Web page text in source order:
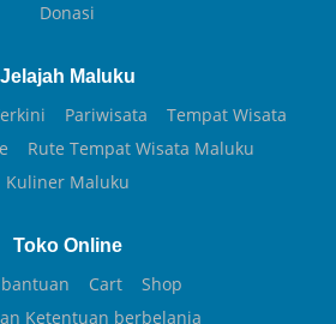
Donasi
Jelajah Maluku
Pariwisata
Tempat Wisata
Rute Tempat Wisata Maluku
Kuliner Maluku
Toko Online
Cart
Shop
Ketentuan berbelanja